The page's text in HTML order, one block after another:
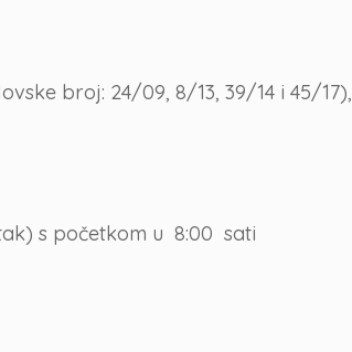
broj: 24/09, 8/13, 39/14 i 45/17),
s početkom u 8:00 sati